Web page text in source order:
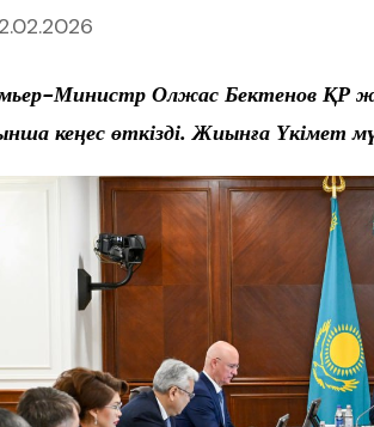
Министр Олжас Бектенов ҚР
кеңес өткізді. Жиынға Үкімет